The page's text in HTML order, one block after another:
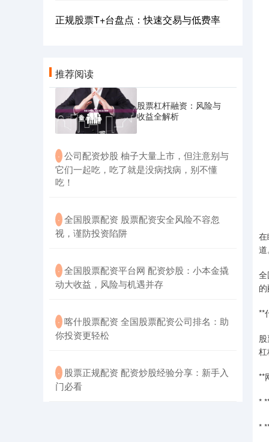
道
的
**
杠
**
*
*
正规股票T+台盘点：快速交易与低费率
推荐阅读
股票杠杆融资：风险与
收益全解析
· ​公司配资炒股 柚子大量上市，但注意别与
它们一起吃，吃了就是没病找病，别不懂
吃！
· ​全国股票配资 股票配资安全风险不容忽
视，谨防投资陷阱
· ​全国股票配资平台网 配资炒股：小本金撬
动大收益，风险与机遇并存
· ​喀什股票配资 全国股票配资公司排名：助
你投资更轻松
· ​股票正规配资 配资炒股经验分享：新手入
门必看